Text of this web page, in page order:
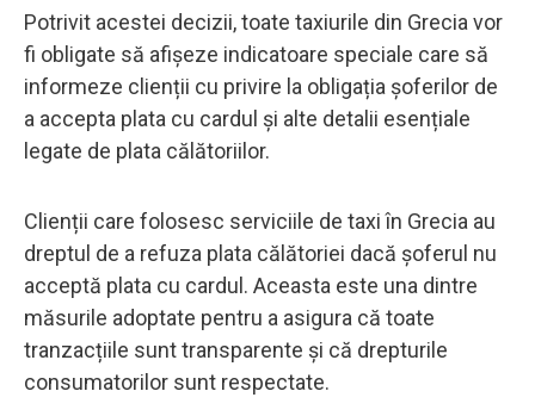
Potrivit acestei decizii, toate taxiurile din Grecia vor
fi obligate să afișeze indicatoare speciale care să
informeze clienții cu privire la obligația șoferilor de
a accepta plata cu cardul și alte detalii esențiale
legate de plata călătoriilor.
Clienții care folosesc serviciile de taxi în Grecia au
dreptul de a refuza plata călătoriei dacă șoferul nu
acceptă plata cu cardul. Aceasta este una dintre
măsurile adoptate pentru a asigura că toate
tranzacțiile sunt transparente și că drepturile
consumatorilor sunt respectate.